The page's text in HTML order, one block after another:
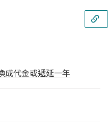
成代金或遞延一年